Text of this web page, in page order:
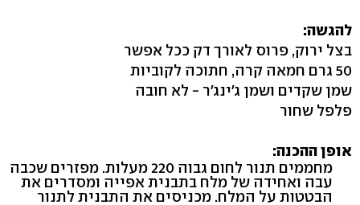
להגשה:
בצל ירוק, פרוס לאורך דק ככל אפשר
50 גרם חמאה קרה, חתוכה לקוביות
שמן שקדים ושמן ג'ינג'ר - לא חובה
פלפל שחור
אופן ההכנה:
מחממים תנור לחום גבוה 220 מעלות. מפזרים שכבה
עבה ואחידה של מלח בתבנית אפייה ומסדרים את
הבטטות על המלח. מכניסים את התבנית לתנור